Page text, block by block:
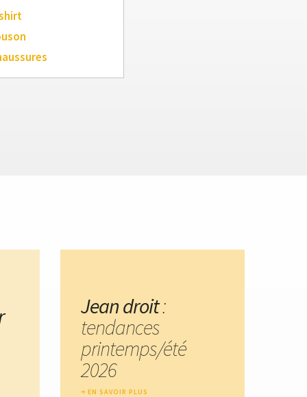
Jean droit:
tendances
printemps/été
2026
EN SAVOIR PLUS